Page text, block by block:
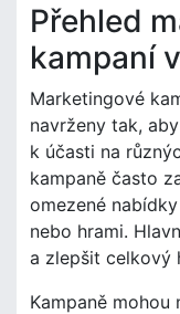
Přehled
kampaní
Marketingové
navrženy tak,
k účasti na
kampaně často
omezené
nebo hrami.
a zlepšit celkový
Kampaně